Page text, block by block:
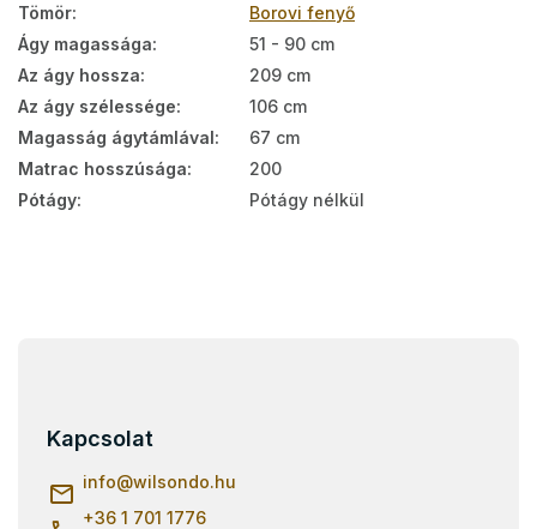
Tömör:
Borovi fenyő
Ágy magassága:
51 - 90 cm
Az ágy hossza:
209 cm
Az ágy szélessége:
106 cm
Magasság ágytámlával:
67 cm
Matrac hosszúsága:
200
Pótágy: Pótágy nélkül
Kapcsolat
info@wilsondo.hu
+36 1 701 1776